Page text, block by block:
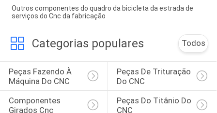
Outros componentes do quadro da bicicleta da estrada de
serviços do Cnc da fabricação
Categorias populares Todos
Peças Fazendo À
Máquina Do CNC
Peças De Trituração
Do CNC
Componentes
Girados Cnc
Peças Do Titânio Do
CNC